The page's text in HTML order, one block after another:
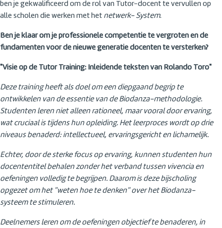
ben je gekwalificeerd om de rol van Tutor-docent te vervullen op
alle scholen die werken met het netwerk- System.
Ben je klaar om je professionele competentie te vergroten en de
fundamenten voor de nieuwe generatie docenten te versterken?
"Visie op de Tutor Training: Inleidende teksten van Rolando Toro"
Deze training heeft als doel om een diepgaand begrip te
ontwikkelen van de essentie van de Biodanza-methodologie.
Studenten leren niet alleen rationeel, maar vooral door ervaring,
wat cruciaal is tijdens hun opleiding. Het leerproces wordt op drie
niveaus benaderd: intellectueel, ervaringsgericht en lichamelijk.
Echter, door de sterke focus op ervaring, kunnen studenten hun
docententitel behalen zonder het verband tussen vivencia en
oefeningen volledig te begrijpen. Daarom is deze bijscholing
opgezet om het "weten hoe te denken" over het Biodanza-
systeem te stimuleren.
Deelnemers leren om de oefeningen objectief te benaderen, in